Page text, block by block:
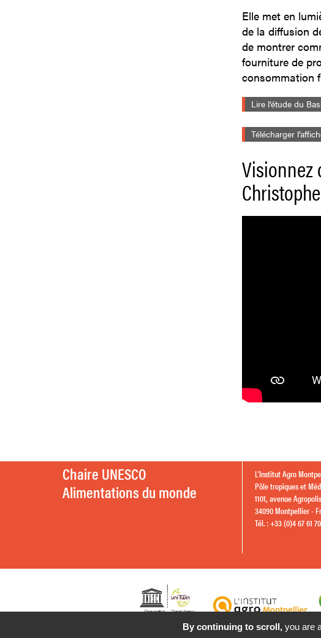
Elle met en
de la diffusion
de montrer
fourniture de
consommation
Lire l’étude du
Télécharger
Visionnez
Chaire UNESCO
Alimentations du monde
L’Institut Agro
Pôle tropiques et
1101, avenue Agropolis
34090 Montpellier -
Tél. : +33 (0)4 67 61
By continuing to scroll, you are